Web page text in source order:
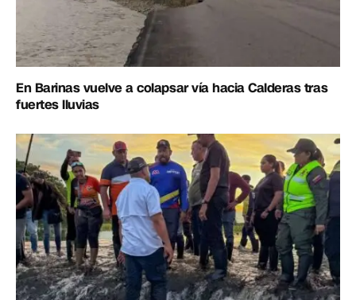
En Barinas vuelve a colapsar vía hacia Calderas tras
fuertes lluvias